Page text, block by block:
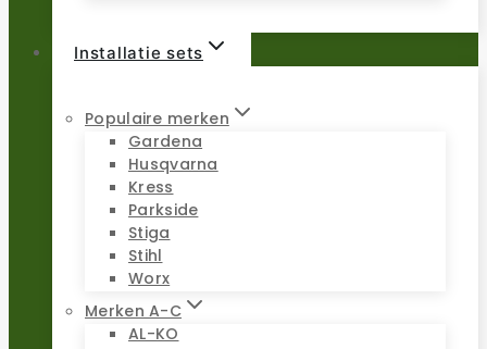
Installatie sets
Populaire merken
Gardena
Husqvarna
Kress
Parkside
Stiga
Stihl
Worx
Merken A-C
AL-KO